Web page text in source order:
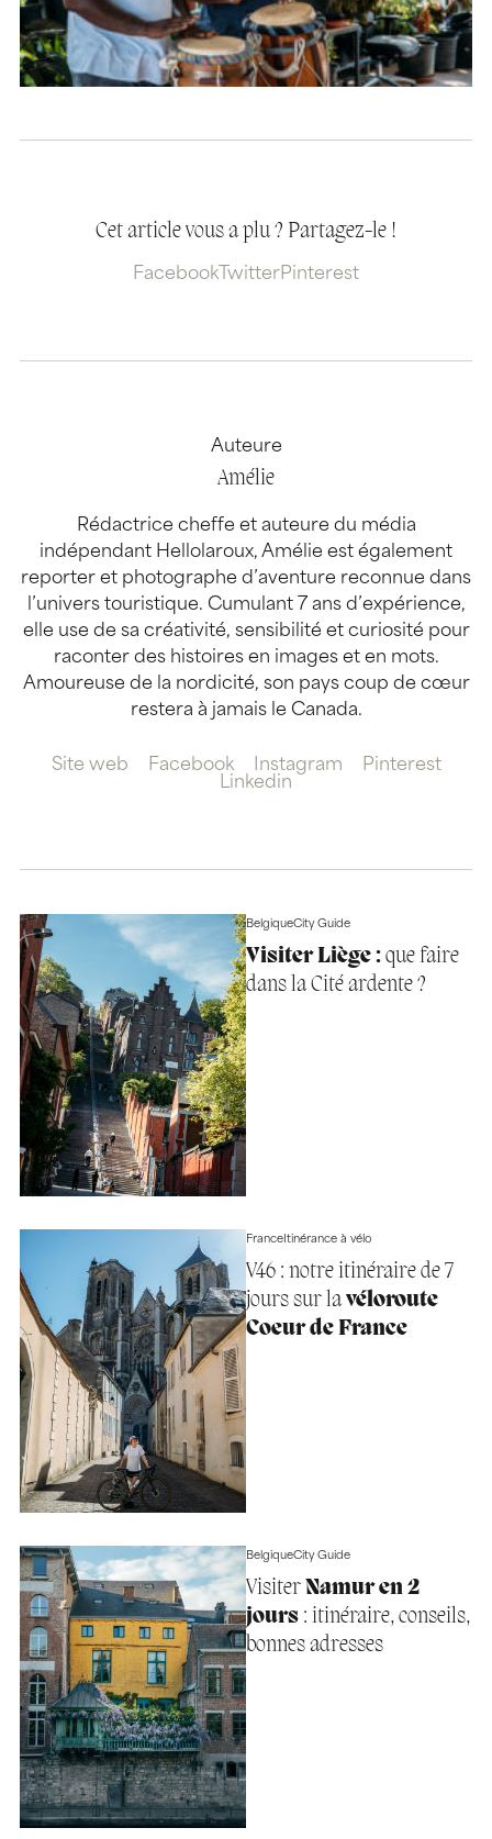
Cet article vous a plu ? Partagez-le !
Facebook TwitterPinterest
Auteure
Amélie
Rédactrice cheffe et auteure du média
indépendant Hellolaroux, Amélie est également
reporter et photographe d’aventure reconnue dans
l’univers touristique. Cumulant 7 ans d’expérience,
elle use de sa créativité, sensibilité et curiosité pour
raconter des histoires en images et en mots.
Amoureuse de la nordicité, son pays coup de cœur
restera à jamais le Canada.
Site web Facebook Instagram
Pinterest
Linkedin
BelgiqueCity Guide
Visiter Liège :que faire
dans la Cité ardente ?
FranceItinérance à vélo
V46 : notre itinéraire de 7
jours sur lavéloroute
Coeur de France
BelgiqueCity Guide
VisiterNamur en 2
jours: itinéraire, conseils,
bonnes adresses